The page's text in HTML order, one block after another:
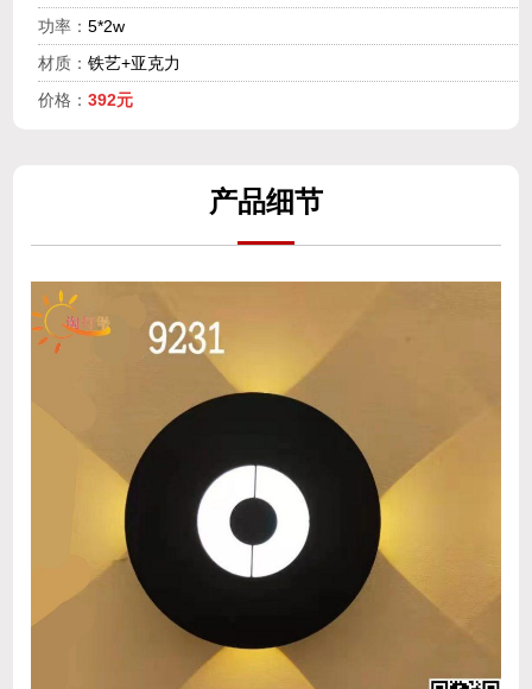
功率： 5*2w
材质： 铁艺+亚克力
价格： 392元
产品细节